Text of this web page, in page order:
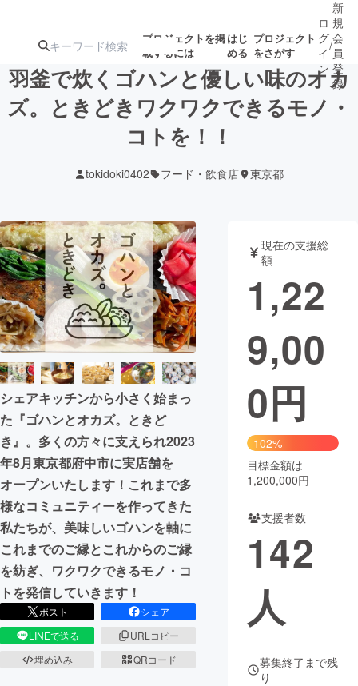
プロジェクトを掲
載するには
はじ
める
プロジェクト
をさがす
注目の新着プロ
募集終了が近いプ
テクノロジー・ガジェット
映像・映画 書籍・雑誌
ビジネス・起業 チャレンジ
まちづくり・地域活性化
CAMPFIRE for Social Good
CAMPFIRE Creation
CAMPFIREふるさと納税
コミュニティ
ロ
グ
イ
ン
/
新
規
会
員
登
録
羽釜で炊くゴハンと優しい味のオカ
ズ。ときどきワクワクできるモノ・
コトを！！
tokidoki0402 フード・飲食店 東京都
シェアキッチンから小さく始まっ
た『ゴハンとオカズ。ときど
き』。多くの方々に支えられ2023
年8月東京都府中市に実店舗を
オープンいたします！これまで多
様なコミュニティーを作ってきた
私たちが、美味しいゴハンを軸に
これまでのご縁とこれからのご縁
を紡ぎ、ワクワクできるモノ・コ
トを発信していきます！
ポスト
シェア
LINEで送る
URLコピー
埋め込み
QRコード
現在の支援総
額
1,22
9,00
0円
102%
目標金額は
1,200,000円
支援者数
142
人
募集終了まで残
り